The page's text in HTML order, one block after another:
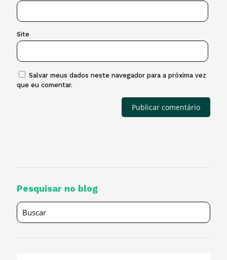
Site
Salvar meus dados neste navegador para a próxima vez
que eu comentar.
Pesquisar no blog